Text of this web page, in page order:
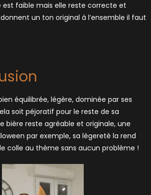
est faible mais elle reste correcte et
un ton original à l’ensemble il faut
équilibrée, légère, dominée par ses
soit péjoratif pour le reste de sa
bière reste agréable et originale, une
par exemple, sa légereté la rend
colle au thème sans aucun problème !